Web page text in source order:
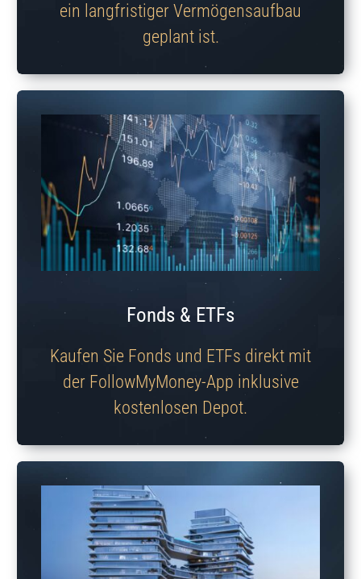
ein langfristiger Vermögensaufbau
geplant ist.
Fonds & ETFs
Kaufen Sie Fonds und ETFs direkt mit
der FollowMyMoney-App inklusive
kostenlosen Depot.